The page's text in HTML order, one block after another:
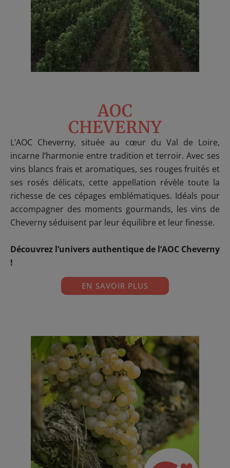
AOC
CHEVERNY
L’AOC Cheverny, située au cœur du Val de Loire,
incarne l’harmonie entre tradition et terroir. Avec ses
vins blancs frais et aromatiques, ses rouges fruités et
ses rosés délicats, cette appellation révèle toute la
richesse de ces cépages emblématiques. Idéals pour
accompagner des moments gourmands, les vins de
Cheverny séduisent par leur équilibre et leur finesse.
Découvrez l’univers authentique de l’AOC Cheverny
!
EN SAVOIR PLUS